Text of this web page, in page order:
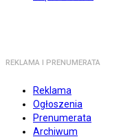
REKLAMA I PRENUMERATA
Reklama
Ogłoszenia
Prenumerata
Archiwum